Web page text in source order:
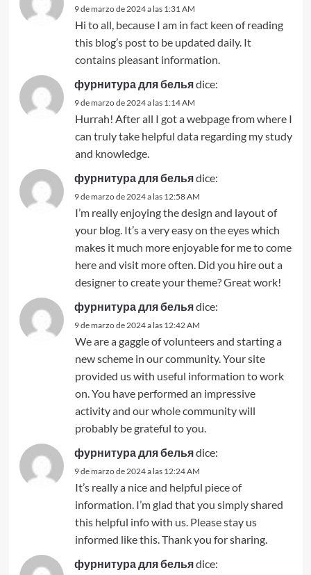
9 de marzo de 2024 a las 1:31 AM
Hi to all, because I am in fact keen of reading
this blog’s post to be updated daily. It
contains pleasant information.
фурнитура для бельяdice:
9 de marzo de 2024 a las 1:14 AM
Hurrah! After all I got a webpage from where I
can truly take helpful data regarding my study
and knowledge.
фурнитура для бельяdice:
9 de marzo de 2024 a las 12:58 AM
I’m really enjoying the design and layout of
your blog. It’s a very easy on the eyes which
makes it much more enjoyable for me to come
here and visit more often. Did you hire out a
designer to create your theme? Great work!
фурнитура для бельяdice:
9 de marzo de 2024 a las 12:42 AM
We are a gaggle of volunteers and starting a
new scheme in our community. Your site
provided us with useful information to work
on. You have performed an impressive
activity and our whole community will
probably be grateful to you.
фурнитура для бельяdice:
9 de marzo de 2024 a las 12:24 AM
It’s really a nice and helpful piece of
information. I’m glad that you simply shared
this helpful info with us. Please stay us
informed like this. Thank you for sharing.
фурнитура для бельяdice: